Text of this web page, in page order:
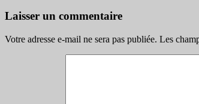
Laisser un commentaire
Votre adresse e-mail ne sera pas publiée. Les